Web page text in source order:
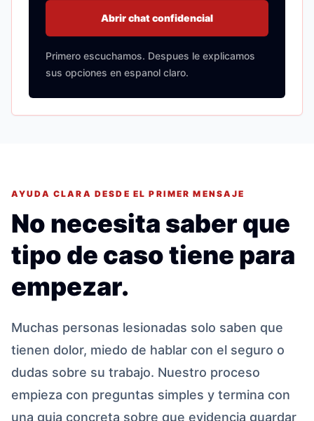
Abrir chat confidencial
Primero escuchamos. Despues le explicamos
sus opciones en espanol claro.
AYUDA CLARA DESDE EL PRIMER MENSAJE
No necesita saber que
tipo de caso tiene para
empezar.
Muchas personas lesionadas solo saben que
tienen dolor, miedo de hablar con el seguro o
dudas sobre su trabajo. Nuestro proceso
empieza con preguntas simples y termina con
una guia concreta sobre que evidencia guardar